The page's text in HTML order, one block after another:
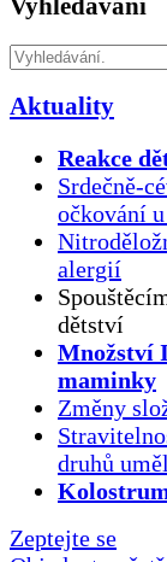
Vyhledávání
Aktuality
Reakce
Srdečně-
očkování
alergií
dětství
Množství
maminky
Změny
druhů
Zeptejte se